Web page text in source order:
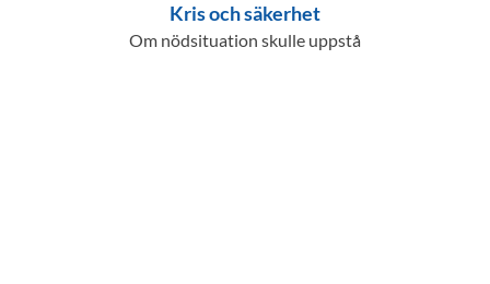
Kris och säkerhet
Om nödsituation skulle uppstå